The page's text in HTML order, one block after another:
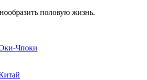
половую жизнь.
Чпоки